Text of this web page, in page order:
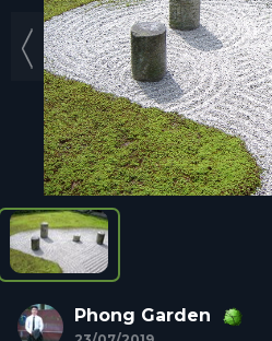
Ý tưởng Hỏi đáp Tổ chức
Phong Garden